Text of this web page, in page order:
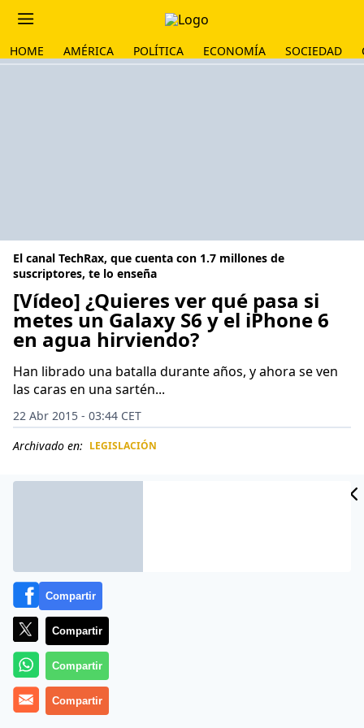
HOME AMÉRICA POLÍTICA ECONOMÍA SOCIEDAD
El canal TechRax, que cuenta con 1.7 millones de
suscriptores, te lo enseña
[Vídeo] ¿Quieres ver qué pasa si
metes un Galaxy S6 y el iPhone 6
en agua hirviendo?
Han librado una batalla durante años, y ahora se ven
las caras en una sartén...
22 Abr 2015 - 03:44 CET
Archivado en: LEGISLACIÓN
Existe una fuerte rivalidad entre Samsung y Apple, por
Compartir
Compartir
Compartir
Compartir